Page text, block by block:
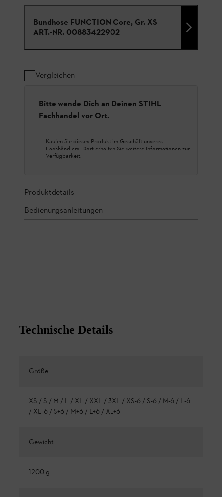
Bundhose FUNCTION Core, Gr. XS
ART.-NR. 00883422902
Vergleichen
Bitte wende Dich an Deinen STIHL
Fachhandel vor Ort.
Kaufen Sie dieses Produkt im Geschäft unseres
Fachhändlers. Dort erhalten Sie weitere Informationen zur
Verfügbarkeit.
Produktdetails
Bedienungsanleitungen
Technische Details
Größe
XS / S / M / L / XL / XXL / 3XL / XS-6 / S-6 / M-6 / L-6
/ XL-6 / S+6 / M+6 / L+6 / XL+6
Gewicht
1200 g